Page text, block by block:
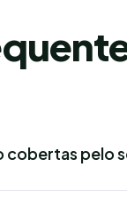
cobertas pelo